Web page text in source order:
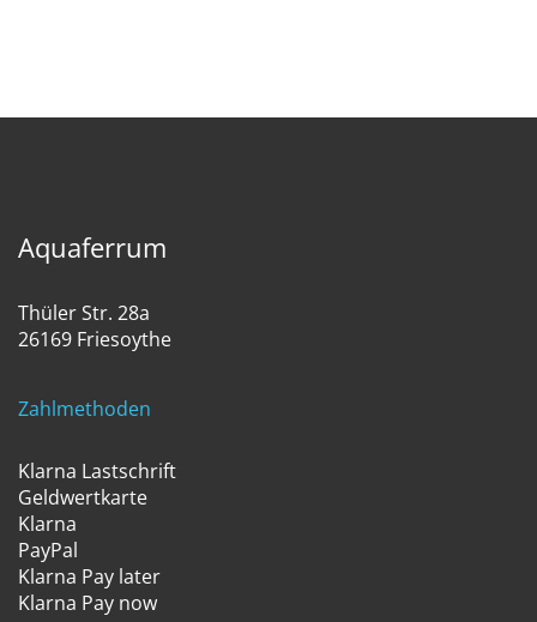
Aquaferrum
Thüler Str. 28a
26169 Friesoythe
Zahlmethoden
Klarna Lastschrift
Geldwertkarte
Klarna
PayPal
Klarna Pay later
Klarna Pay now